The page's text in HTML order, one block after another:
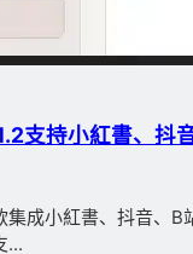
支持小紅書、抖
集成小紅書、抖音、B
...